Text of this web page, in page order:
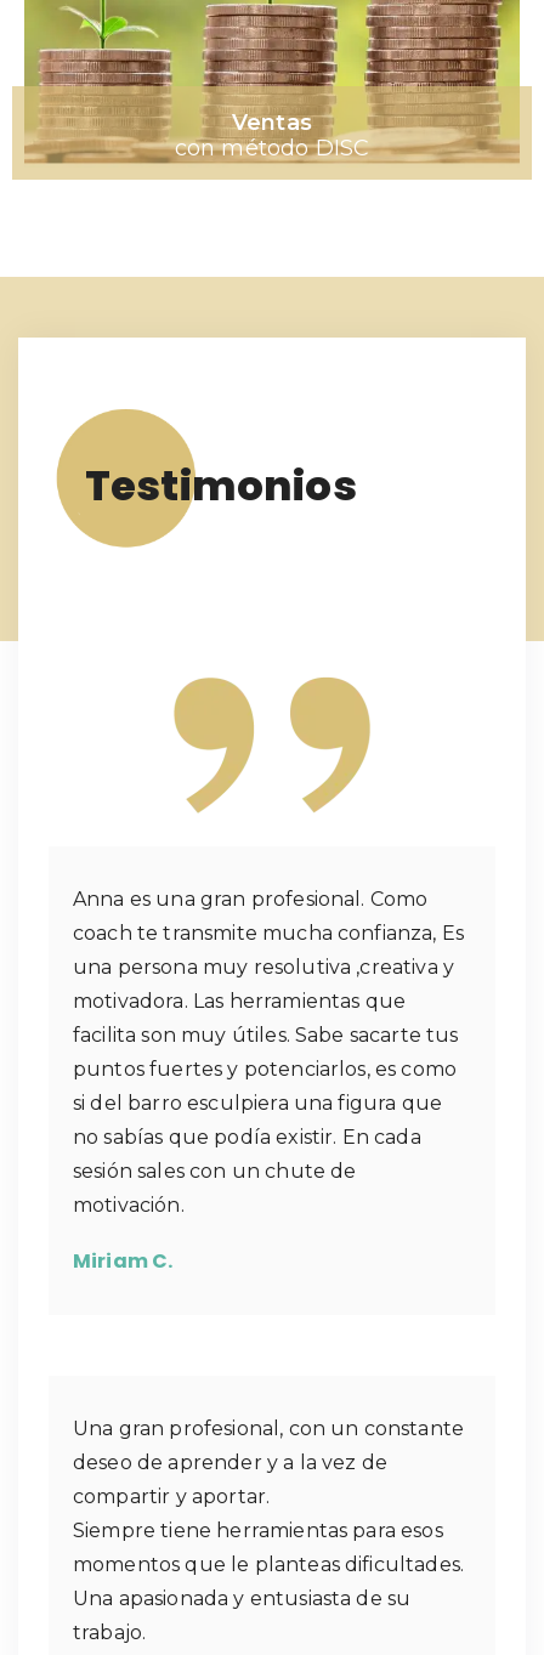
Ventas
con método DISC
Testimonios
Anna es una gran profesional. Como
coach te transmite mucha confianza, Es
una persona muy resolutiva ,creativa y
motivadora. Las herramientas que
facilita son muy útiles. Sabe sacarte tus
puntos fuertes y potenciarlos, es como
si del barro esculpiera una figura que
no sabías que podía existir. En cada
sesión sales con un chute de
motivación.
Miriam C.
Una gran profesional, con un constante
deseo de aprender y a la vez de
compartir y aportar.
Siempre tiene herramientas para esos
momentos que le planteas dificultades.
Una apasionada y entusiasta de su
trabajo.